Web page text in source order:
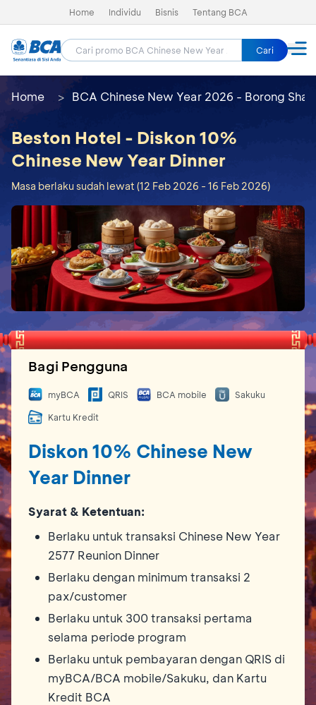
Home Individu Bisnis Tentang BCA
Cari
Home BCA Chinese New Year 2026 - Borong Shay
Beston Hotel - Diskon 10%
Chinese New Year Dinner
Masa berlaku sudah lewat (12 Feb 2026 - 16 Feb 2026)
Bagi Pengguna
myBCA QRIS BCA mobile
Sakuku
Kartu Kredit
Diskon 10% Chinese New
Year Dinner
Syarat & Ketentuan:
Berlaku untuk transaksi Chinese New Year
2577 Reunion Dinner
Berlaku dengan minimum transaksi 2
pax/customer
Berlaku untuk 300 transaksi pertama
selama periode program
Berlaku untuk pembayaran dengan QRIS di
myBCA/BCA mobile/Sakuku, dan Kartu
Kredit BCA